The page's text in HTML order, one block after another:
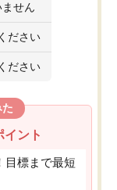
せん
ださい
ださい
ント
目標まで最短